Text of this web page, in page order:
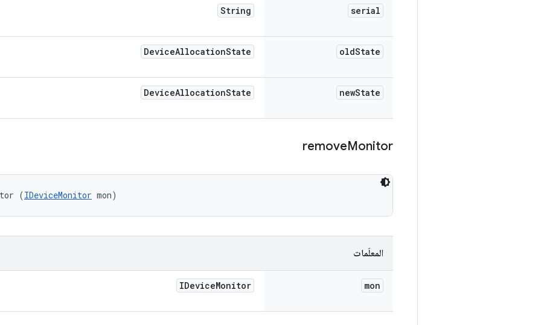
serial
String
oldState
DeviceAllocationState
newState
DeviceAllocationState
removeMonitor
(IDeviceMonitor mon)
المعلَمات
mon
IDeviceMonitor